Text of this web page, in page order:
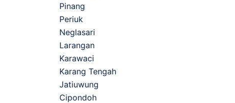
Pinang
Periuk
Neglasari
Larangan
Karawaci
Karang Tengah
Jatiuwung
Cipondoh